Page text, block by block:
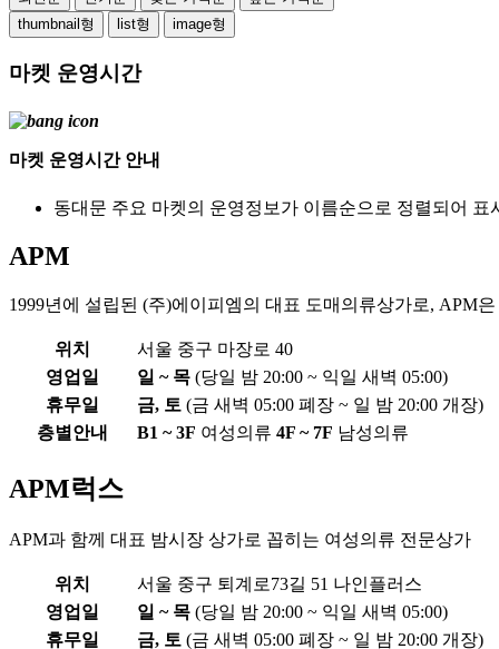
thumbnail형
list형 image형
마켓 운영시간
마켓 운영시간 안내
동대문 주요 마켓의 운영정보가 이름순으로 정렬되어 표
APM
1999년에 설립된 (주)에이피엠의 대표 도매의류상가로, APM
위치
서울 중구 마장로 40
영업일
일 ~ 목 (당일 밤 20:00 ~ 익일 새벽 05:00)
휴무일
금, 토 (금 새벽 05:00 폐장 ~ 일 밤 20:00 개장)
층별안내
B1 ~ 3F 여성의류 4F ~ 7F 남성의류
APM럭스
APM과 함께 대표 밤시장 상가로 꼽히는 여성의류 전문상가
위치
서울 중구 퇴계로73길 51 나인플러스
영업일
일 ~ 목 (당일 밤 20:00 ~ 익일 새벽 05:00)
휴무일
금, 토 (금 새벽 05:00 폐장 ~ 일 밤 20:00 개장)